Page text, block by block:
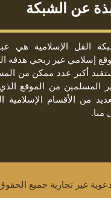
عن الشبكة
القل الإسلامية هي
إسلامي غير ربحي هدفه
أكبر عدد ممكن من
المسلمين من الموقع
من الأقسام الإسلامية
منا.
غير تجارية جميع